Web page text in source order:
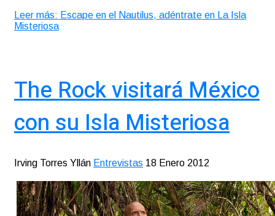
Leer más: Escape en el Nautilus, adéntrate en La Isla
Misteriosa
The Rock visitará México
con su Isla Misteriosa
Irving Torres Yllán Entrevistas 18 Enero 2012